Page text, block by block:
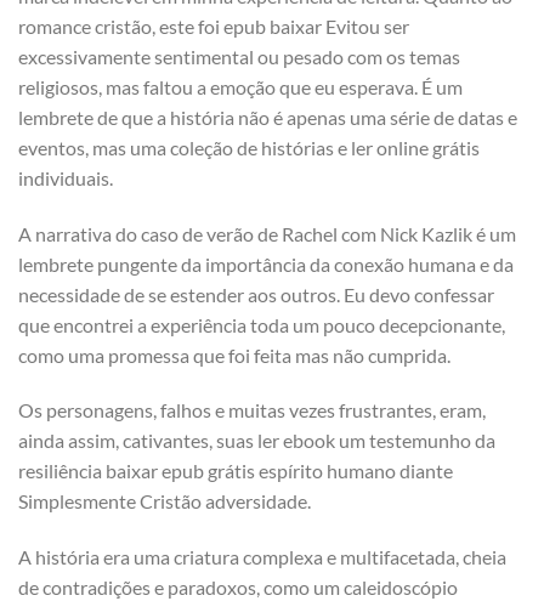
romance cristão, este foi epub baixar Evitou ser
excessivamente sentimental ou pesado com os temas
religiosos, mas faltou a emoção que eu esperava. É um
lembrete de que a história não é apenas uma série de datas e
eventos, mas uma coleção de histórias e ler online grátis
individuais.
A narrativa do caso de verão de Rachel com Nick Kazlik é um
lembrete pungente da importância da conexão humana e da
necessidade de se estender aos outros. Eu devo confessar
que encontrei a experiência toda um pouco decepcionante,
como uma promessa que foi feita mas não cumprida.
Os personagens, falhos e muitas vezes frustrantes, eram,
ainda assim, cativantes, suas ler ebook um testemunho da
resiliência baixar epub grátis espírito humano diante
Simplesmente Cristão adversidade.
A história era uma criatura complexa e multifacetada, cheia
de contradições e paradoxos, como um caleidoscópio